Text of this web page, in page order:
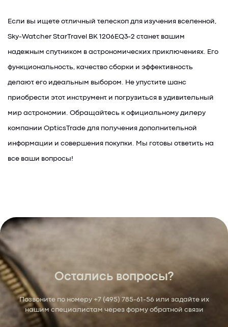
Если вы ищете отличный телескоп для изучения вселенной,
Sky-Watcher StarTravel BK 1206EQ3-2 станет вашим
надежным спутником в астрономических приключениях. Его
функциональность, качество сборки и эффективность
делают его идеальным выбором. Не упустите шанс
приобрести этот инструмент и погрузиться в удивительный
мир астрономии. Обращайтесь к официальному дилеру
компании OpticsTrade для получения дополнительной
информации и совершения покупки. Мы готовы ответить на
все ваши вопросы!
Остались вопросы?
Позвоните по номеру +7 (495) 785-61-56 или задайте их
нашим специалистам через форму обратной связи